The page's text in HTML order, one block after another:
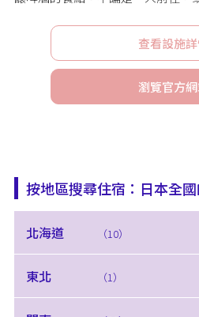
查看設施
瀏覽官方
按地區搜尋住宿：日本全
北海道 （10）
東北 （1）